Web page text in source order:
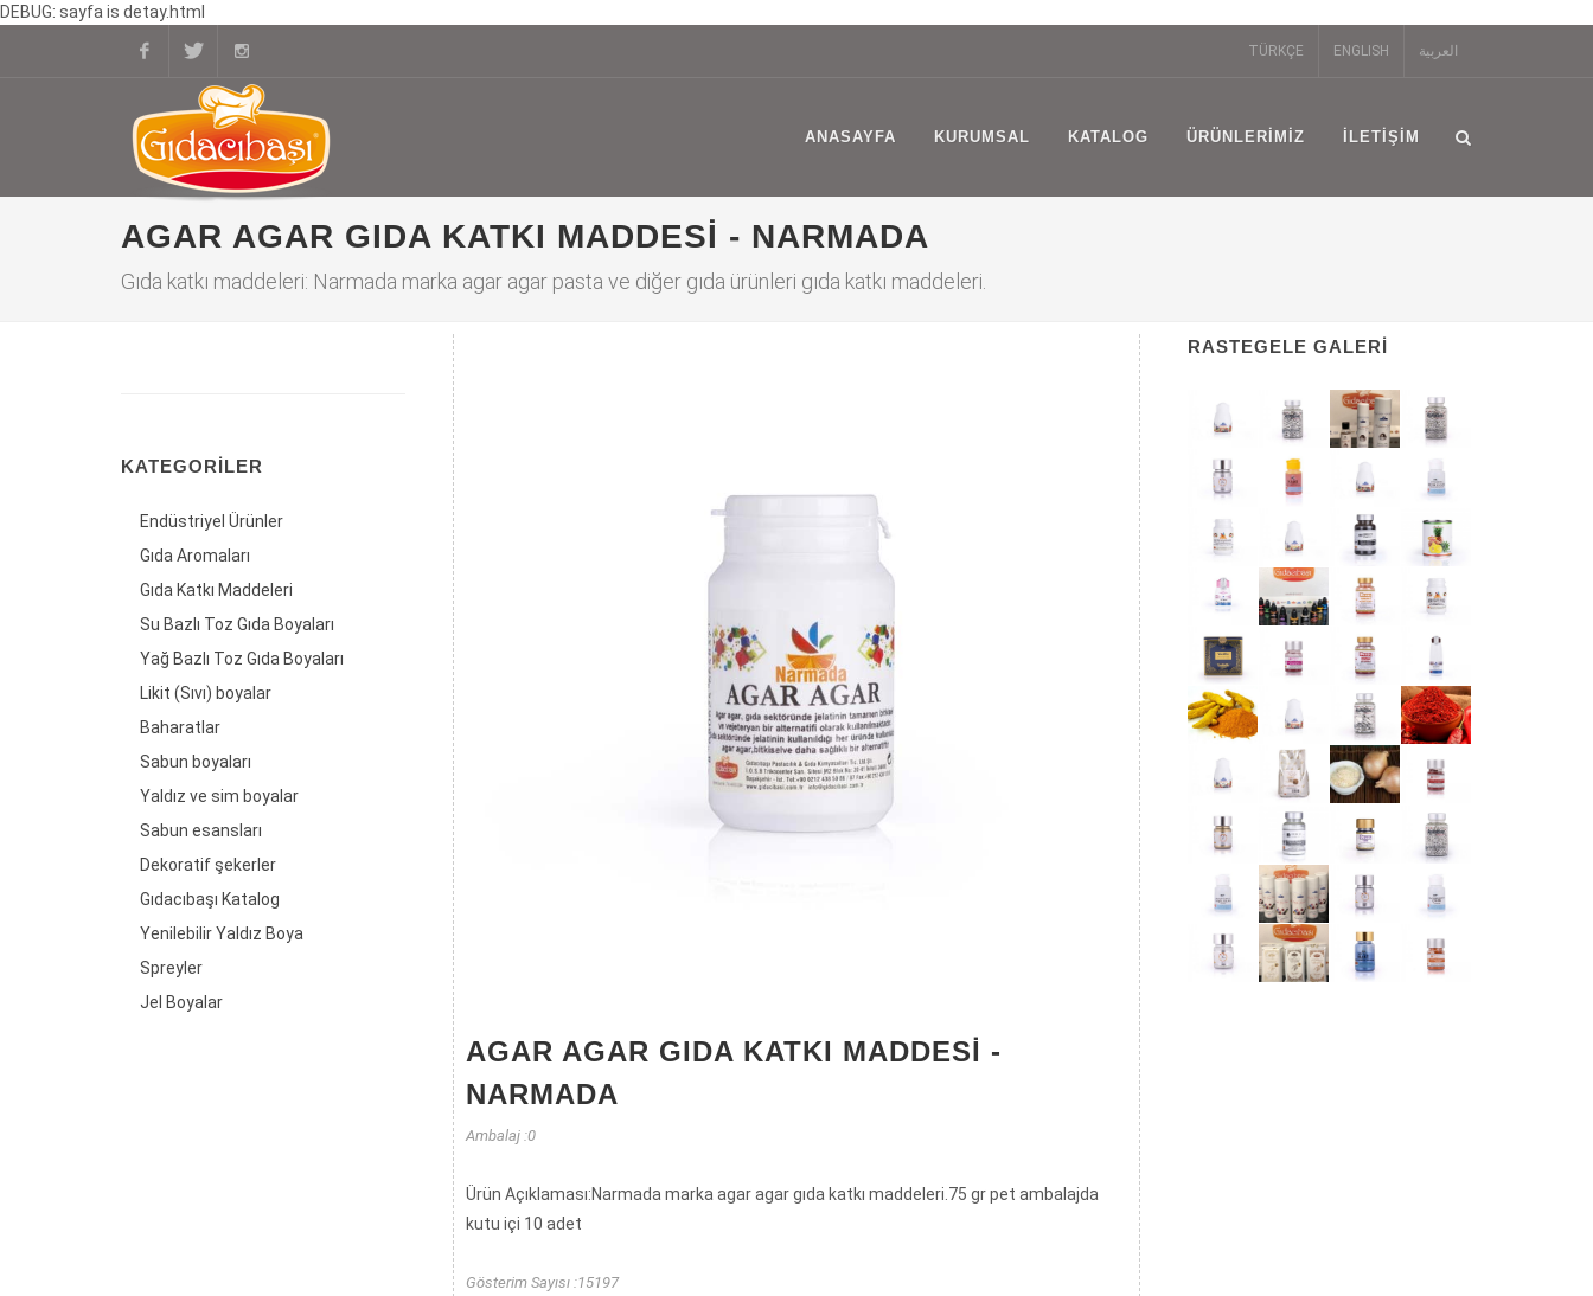
DEBUG: sayfa is detay.html
TwitterInstagram
TÜRKÇE ENGLISH العربية
ANASAYFA KURUMSAL KATALOG ÜRÜNLERIMIZ İLETIŞIM
AGAR AGAR GIDA KATKI MADDESI - NARMADA
Gıda katkı maddeleri: Narmada marka agar agar pasta ve diğer gıda ürünleri gıda katkı maddeleri.
KATEGORILER
Endüstriyel Ürünler
Gıda Aromaları
Gıda Katkı Maddeleri
Su Bazlı Toz Gıda Boyaları
Yağ Bazlı Toz Gıda Boyaları
Likit (Sıvı) boyalar
Baharatlar
Sabun boyaları
Yaldız ve sim boyalar
Sabun esansları
Dekoratif şekerler
Gıdacıbaşı Katalog
Yenilebilir Yaldız Boya
Spreyler
Jel Boyalar
AGAR AGAR GIDA KATKI MADDESI -
NARMADA
Ambalaj :0
Ürün Açıklaması:Narmada marka agar agar gıda katkı maddeleri.75 gr pet ambalajda
kutu içi 10 adet
Gösterim Sayısı :15197
RASTEGELE GALERI